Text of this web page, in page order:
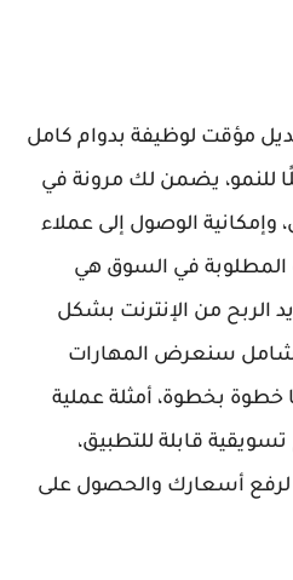
مؤقت لوظيفة بدوام كامل
للنمو، يضمن لك مرونة في
وإمكانية الوصول إلى عملاء
المطلوبة في السوق هي
الربح من الإنترنت بشكل
سنعرض المهارات
خطوة بخطوة، أمثلة عملية
قابلة للتطبيق،
أسعارك والحصول على